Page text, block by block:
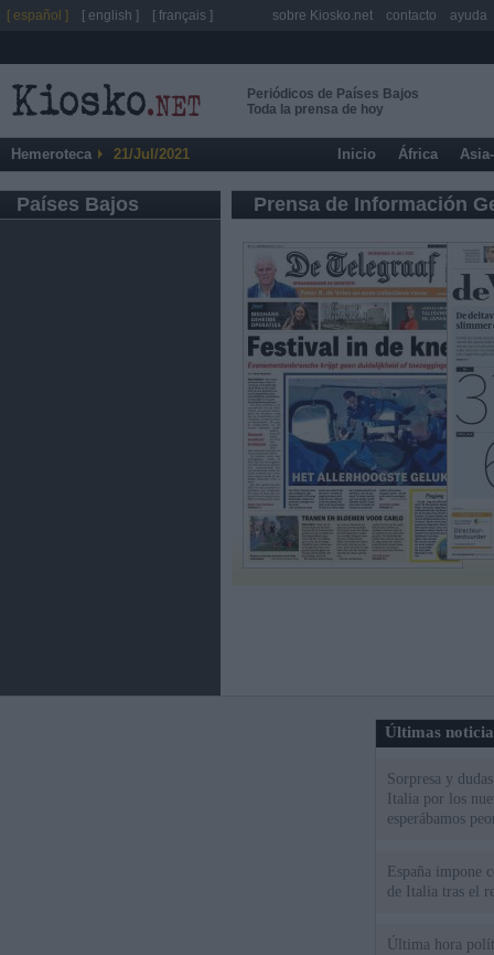
Periódicos de Países Bajos
Toda la prensa de hoy
Hemeroteca 21/Jul/2021 Inicio África
Países Bajos Prensa de Información
Últimas
Sorpresa y
Italia por los
esperábamos
España impone
de Italia tras el
Última hora
[ español ] [ english ] [ français ] sobre Kiosko.net contacto ayuda